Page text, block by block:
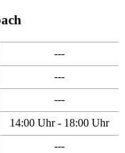
---
---
---
14:00 Uhr - 18:00 Uhr
---